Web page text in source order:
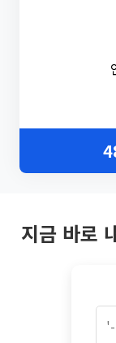
지금 바로